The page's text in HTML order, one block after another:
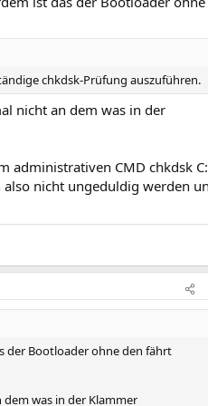
chkdsk-Prüfung auszuführen.
nicht an dem was in der
administrativen CMD chkdsk
also nicht ungeduldig werden
der Bootloader ohne den fährt
was in der Klammer